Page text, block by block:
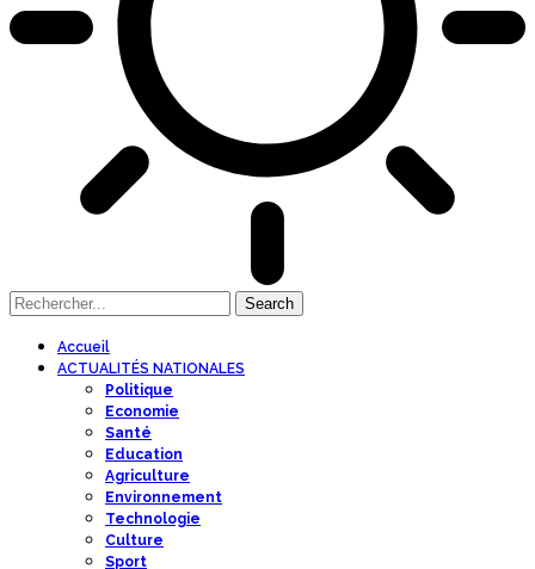
Accueil
ACTUALITÉS NATIONALES
Politique
Economie
Santé
Education
Agriculture
Environnement
Technologie
Culture
Sport